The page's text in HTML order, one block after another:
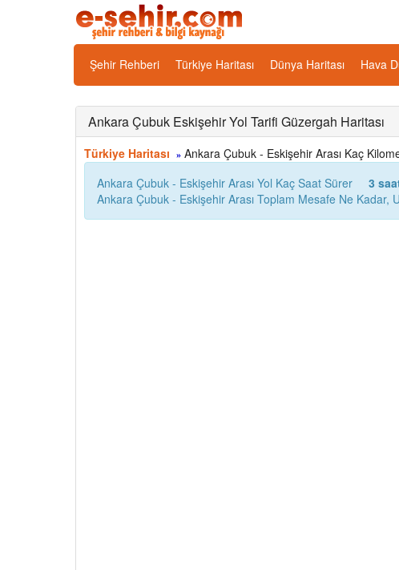
Şehir Rehberi Türkiye Haritası Dünya Haritası Hava
Ankara Çubuk Eskişehir Yol Tarifi Güzergah Haritası
Türkiye Haritası » Ankara Çubuk - Eskişehir Arası Kaç
Ankara Çubuk - Eskişehir Arası Yol Kaç Saat Sürer
3
Ankara Çubuk - Eskişehir Arası Toplam Mesafe Ne Kadar,